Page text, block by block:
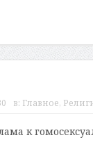
в: Главное,
к